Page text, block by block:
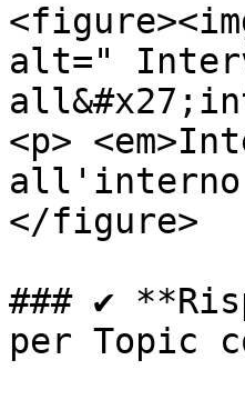
alt="
<p>
all'interno
</figure>
### ✔️
per Topic